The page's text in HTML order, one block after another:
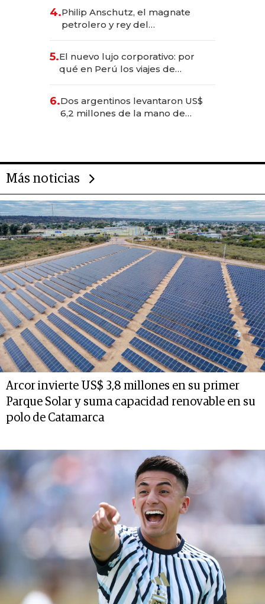
4.Philip Anschutz, el magnate
petrolero y rey del
Fénix
5.El nuevo lujo corporativo: por
qué en Perú los viajes de
para convertirse en experiencias
transformadoras
6.Dos argentinos levantaron US$
6,2 millones de la mano de
Más noticias
Arcor invierte US$ 3,8 millones en su primer
Parque Solar y suma capacidad renovable en su
polo de Catamarca